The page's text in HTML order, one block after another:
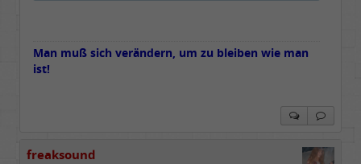
Man muß sich verändern, um zu bleiben wie man
ist!
freaksound